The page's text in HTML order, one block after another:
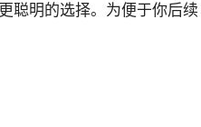
聪明的选择。为便于你后续